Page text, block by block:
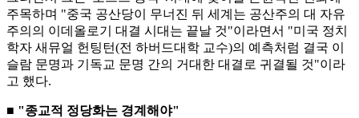
주목하며 "중국 공산당이 무너진 뒤 세계는 공산주의 대 자유
주의의 이데올로기 대결 시대는 끝날 것"이라면서 "미국 정치
학자 새뮤얼 헌팅턴(전 하버드대학 교수)의 예측처럼 결국 이
슬람 문명과 기독교 문명 간의 거대한 대결로 귀결될 것"이라
고 했다.
■ "종교적 정당화는 경계해야"